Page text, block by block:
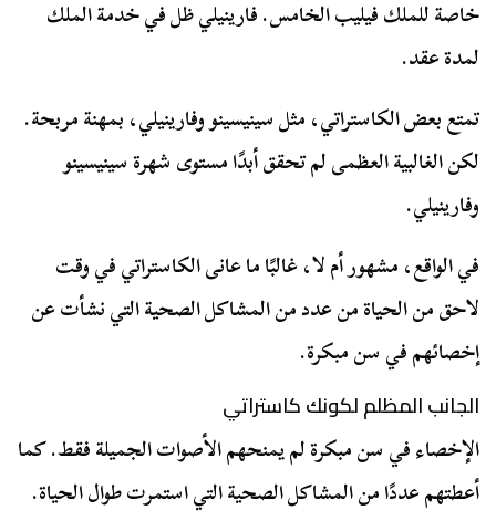
خاصة للملك فيليب الخامس. فارينيلي ظل في خدمة الملك
لمدة عقد.
تمتع بعض الكاستراتي، مثل سينيسينو وفارينيلي، بمهنة مربحة.
لكن الغالبية العظمى لم تحقق أبدًا مستوى شهرة سينيسينو
وفارينيلي.
في الواقع، مشهور أم لا، غالبًا ما عانى الكاستراتي في وقت
لاحق من الحياة من عدد من المشاكل الصحية التي نشأت عن
إخصائهم في سن مبكرة.
الجانب المظلم لكونك كاستراتي
الإخصاء في سن مبكرة لم يمنحهم الأصوات الجميلة فقط. كما
أعطتهم عددًا من المشاكل الصحية التي استمرت طوال الحياة.